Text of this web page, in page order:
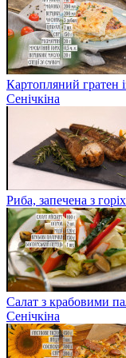
Картопляний гратен
Сенічкіна
Риба, запечена з
Салат з крабовими
Сенічкіна